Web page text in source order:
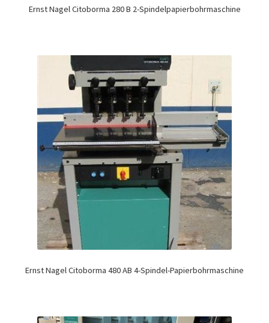
Ernst Nagel Citoborma 280 B 2-Spindelpapierbohrmaschine
Ernst Nagel Citoborma 480 AB 4-Spindel-Papierbohrmaschine